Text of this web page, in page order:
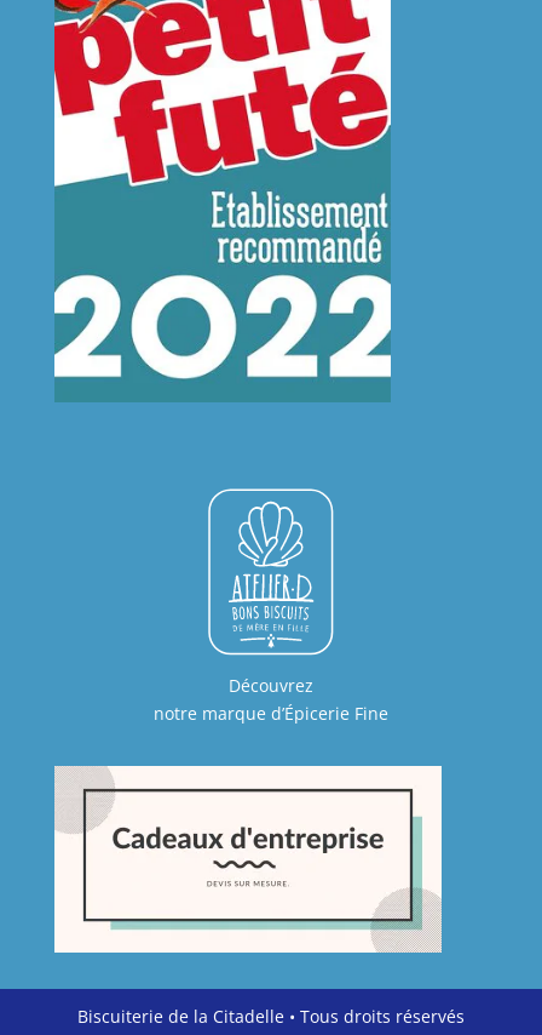
Découvrez
notre marque d’Épicerie Fine
Biscuiterie de la Citadelle • Tous droits réservés